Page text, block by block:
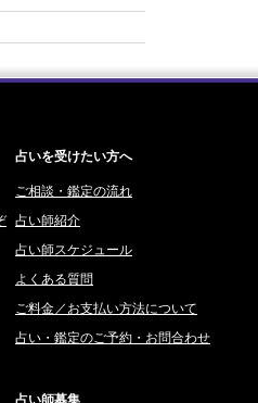
ないけれど未来を変えていくこと
占いを受けたい方へ
ご相談・鑑定の流れ
占い師紹介
占い師スケジュール
よくある質問
ご料金／お支払い方法について
占い・鑑定のご予約・お問合わせ